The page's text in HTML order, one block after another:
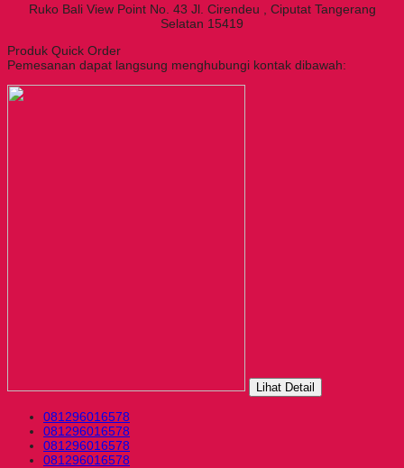
Ruko Bali View Point No. 43 Jl. Cirendeu , Ciputat Tangerang
Selatan 15419
Produk Quick Order
Pemesanan dapat langsung menghubungi kontak dibawah:
Lihat Detail
081296016578
081296016578
081296016578
081296016578